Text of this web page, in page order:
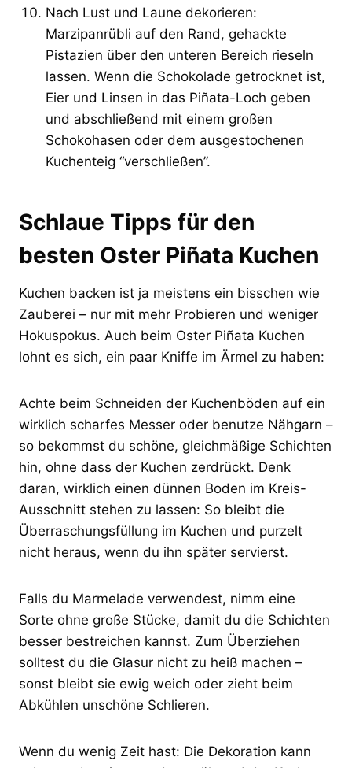
Nach Lust und Laune dekorieren:
Marzipanrübli auf den Rand, gehackte
Pistazien über den unteren Bereich rieseln
lassen. Wenn die Schokolade getrocknet ist,
Eier und Linsen in das Piñata-Loch geben
und abschließend mit einem großen
Schokohasen oder dem ausgestochenen
Kuchenteig “verschließen”.
Schlaue Tipps für den
besten Oster Piñata Kuchen
Kuchen backen ist ja meistens ein bisschen wie
Zauberei – nur mit mehr Probieren und weniger
Hokuspokus. Auch beim Oster Piñata Kuchen
lohnt es sich, ein paar Kniffe im Ärmel zu haben:
Achte beim Schneiden der Kuchenböden auf ein
wirklich scharfes Messer oder benutze Nähgarn –
so bekommst du schöne, gleichmäßige Schichten
hin, ohne dass der Kuchen zerdrückt. Denk
daran, wirklich einen dünnen Boden im Kreis-
Ausschnitt stehen zu lassen: So bleibt die
Überraschungsfüllung im Kuchen und purzelt
nicht heraus, wenn du ihn später servierst.
Falls du Marmelade verwendest, nimm eine
Sorte ohne große Stücke, damit du die Schichten
besser bestreichen kannst. Zum Überziehen
solltest du die Glasur nicht zu heiß machen –
sonst bleibt sie ewig weich oder zieht beim
Abkühlen unschöne Schlieren.
Wenn du wenig Zeit hast: Die Dekoration kann